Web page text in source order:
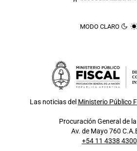
MODO CLARO
Las noticias del Ministerio Público
Procuración General de
Av. de Mayo 760
+54 11 4338 4300